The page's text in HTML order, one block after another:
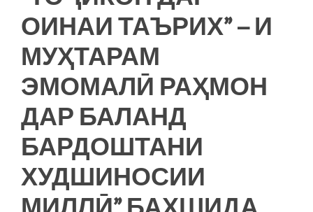
ОИНАИ ТАЪРИХ” – И
МУҲТАРАМ
ЭМОМАЛӢ РАҲМОН
ДАР БАЛАНД
БАРДОШТАНИ
ХУДШИНОСИИ